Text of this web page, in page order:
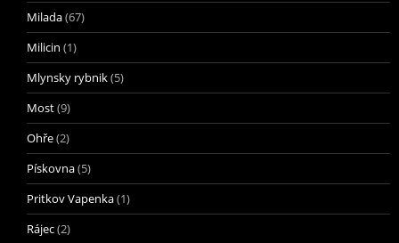
Milada(67)
Milicin (1)
Mlynsky rybnik(5)
Most(9)
Ohře(2)
Pískovna(5)
Pritkov Vapenka(1)
Rájec(2)